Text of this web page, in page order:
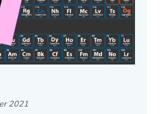
2021